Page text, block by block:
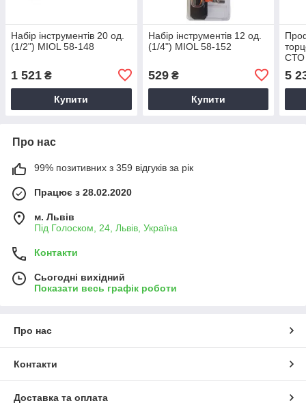
Набір інструментів 20 од.
(1/2") MIOL 58-148
1 521 ₴
Купити
Набір інструментів 12 од.
(1/4") MIOL 58-152
529₴
Купити
СТО
5
Про нас
99% позитивних з 359 відгуків за рік
Працює з 28.02.2020
м. Львів
Під Голоском, 24, Львів, Україна
Контакти
Сьогодні вихідний
Показати весь графік роботи
Про нас
Контакти
Доставка та оплата